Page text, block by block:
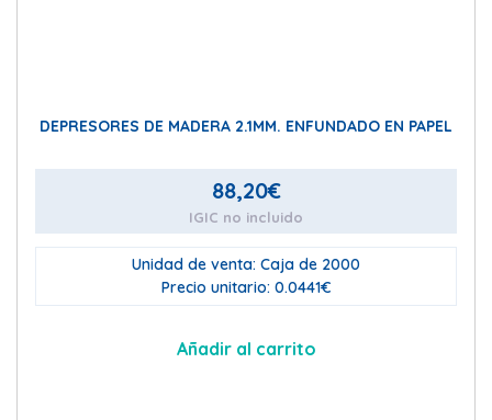
DEPRESORES DE MADERA 2.1MM. ENFUNDADO EN PAPEL
88,20€
IGIC no incluido
Unidad de venta: Caja de 2000
Precio unitario: 0.0441€
Añadir al carrito